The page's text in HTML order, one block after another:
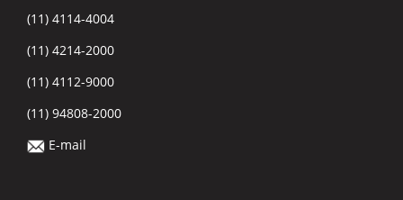
(11) 4114-4004
(11) 4214-2000
(11) 4112-9000
(11) 94808-2000
E-mail